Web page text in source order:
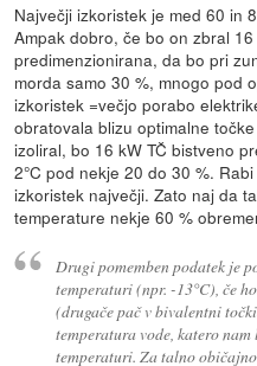
Največji izkoristek je med 60 in
Ampak dobro, če bo on zbral
predimenzionirana, da bo pri
morda samo 30 %, mnogo pod
izkoristek =večjo porabo
obratovala blizu optimalne
izoliral, bo 16 kW TČ bistveno
2°C pod nekje 20 do 30 %.
izkoristek največji. Zato naj da
temperature nekje 60 %
Drugi pomemben podatek je
temperaturi (npr. -13°C), če
(drugače pač v bivalentni
temperatura vode, katero
temperaturi. Za talno